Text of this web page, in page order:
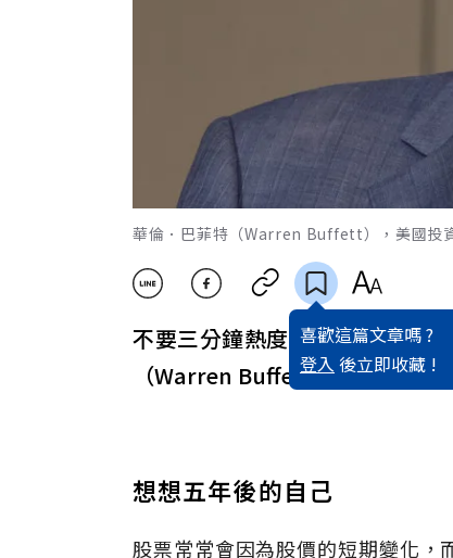
華倫．巴菲特（Warren Buffett），美國投
喜歡這篇文章嗎 ?
登入 後立即收藏 !
不要三分鐘熱度 就算股市五年
（Warren Buffett），美國投資
想想五年後的自己
股票常常會因為股價的短期變化